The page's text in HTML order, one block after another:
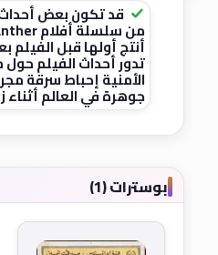
قد تكون بعض
أنتج أولها قبل
تدور أحداث الفيلم حول
الأمنية إحباط سرقة
جوهرة في العالم أثناء
بوسترات (1)